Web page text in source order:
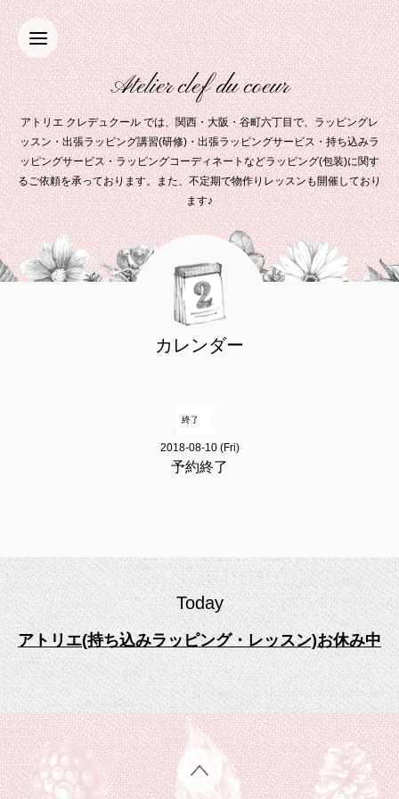
Atelier clef du coeur
アトリエ クレデュクール では、関西・大阪・谷町六丁目で、ラッピングレ
ッスン・出張ラッピング講習(研修)・出張ラッピングサービス・持ち込みラ
ッピングサービス・ラッピングコーディネートなどラッピング(包装)に関す
るご依頼を承っております。また、不定期で物作りレッスンも開催しており
ます♪
カレンダー
終了
2018-08-10 (Fri)
予約終了
Today
アトリエ(持ち込みラッピング・レッスン)お休み中